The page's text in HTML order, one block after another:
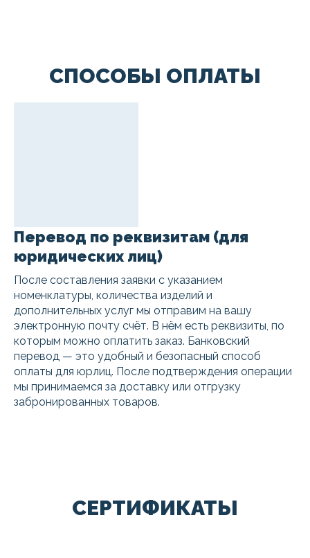
СПОСОБЫ ОПЛАТЫ
Перевод по реквизитам (для
юридических лиц)
После составления заявки с указанием
номенклатуры, количества изделий и
дополнительных услуг мы отправим на вашу
электронную почту счёт. В нём есть реквизиты, по
которым можно оплатить заказ. Банковский
перевод — это удобный и безопасный способ
оплаты для юрлиц. После подтверждения операции
мы принимаемся за доставку или отгрузку
забронированных товаров.
СЕРТИФИКАТЫ